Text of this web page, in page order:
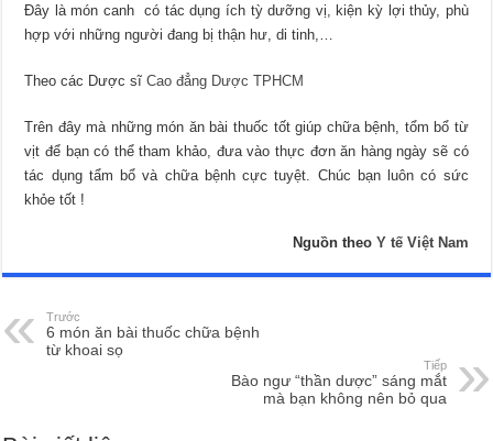
Đây là món canh có tác dụng ích tỳ dưỡng vị, kiện kỳ lợi thủy, phù
hợp với những người đang bị thận hư, di tinh,…
Theo các Dược sĩCao đẳng Dược TPHCM
Trên đây mà những món ăn bài thuốc tốt giúp chữa bệnh, tổm bổ từ
vịt để bạn có thể tham khảo, đưa vào thực đơn ăn hàng ngày sẽ có
tác dụng tẩm bổ và chữa bệnh cực tuyệt. Chúc bạn luôn có sức
khỏe tốt !
Nguồn theo Y tế Việt Nam
Trước
6 món ăn bài thuốc chữa bệnh
từ khoai sọ
Tiếp
Bào ngư “thần dược” sáng mắt
mà bạn không nên bỏ qua